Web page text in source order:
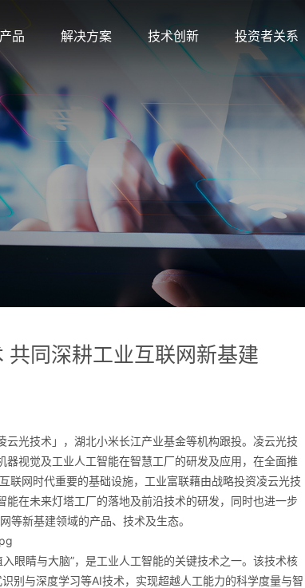
产品 解决方案 技术创新 投资者关系
同深耕工业互联网新基建
光技术」，湖北小米长江产业基金等机构跟投。凌云光技
视觉及工业人工智能在智慧工厂的研发及应用，在全面推
联网时代重要的基础设施，工业富联藉由战略投资凌云光技
在未来灯塔工厂的落地及前沿技术的研发，同时也进一步
等新基建领域的产品、技术及生态。
睛与大脑”，是工业人工智能的关键技术之一。该技术核
别与深度学习等AI技术，实现超越人工能力的科学度量与智